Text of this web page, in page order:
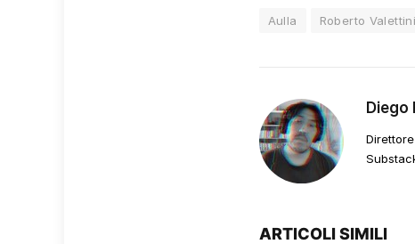
Aulla Roberto Valettini
Diego
ARTICOLI SIMILI